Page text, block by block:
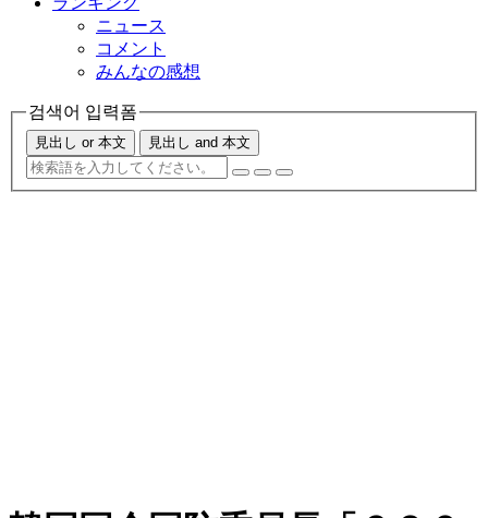
ニュース
コメント
みんなの感想
검색어 입력폼
見出し or 本文 見出し and 本文